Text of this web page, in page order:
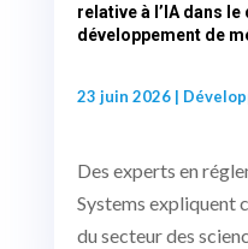
relative à l’IA dans
développement de
23 juin 2026|
Des experts en
Systems expliquent
du secteur des